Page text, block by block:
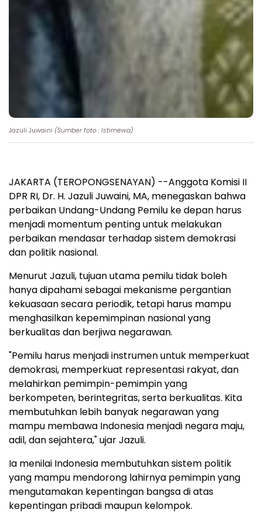
Jazuli Juwaini (Sumber foto : Istimewa)
JAKARTA (TEROPONGSENAYAN) --Anggota Komisi II
DPR RI, Dr. H. Jazuli Juwaini, MA, menegaskan bahwa
perbaikan Undang-Undang Pemilu ke depan harus
menjadi momentum penting untuk melakukan
perbaikan mendasar terhadap sistem demokrasi
dan politik nasional.
Menurut Jazuli, tujuan utama pemilu tidak boleh
hanya dipahami sebagai mekanisme pergantian
kekuasaan secara periodik, tetapi harus mampu
menghasilkan kepemimpinan nasional yang
berkualitas dan berjiwa negarawan.
"Pemilu harus menjadi instrumen untuk memperkuat
demokrasi, memperkuat representasi rakyat, dan
melahirkan pemimpin-pemimpin yang
berkompeten, berintegritas, serta berkualitas. Kita
membutuhkan lebih banyak negarawan yang
mampu membawa Indonesia menjadi negara maju,
adil, dan sejahtera," ujar Jazuli.
Ia menilai Indonesia membutuhkan sistem politik
yang mampu mendorong lahirnya pemimpin yang
mengutamakan kepentingan bangsa di atas
kepentingan pribadi maupun kelompok.